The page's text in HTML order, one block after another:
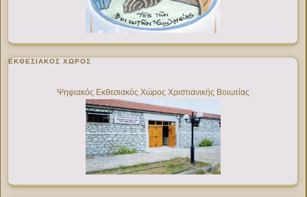
ΕΚΘΕΣΙΑΚΌΣ ΧΏΡΟΣ
Ψηφιακός Εκθεσιακός Χώρος Χριστιανικής Βοιωτίας